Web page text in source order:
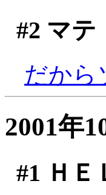
#2 マテ
だから
2001年
#1 ＨＥ